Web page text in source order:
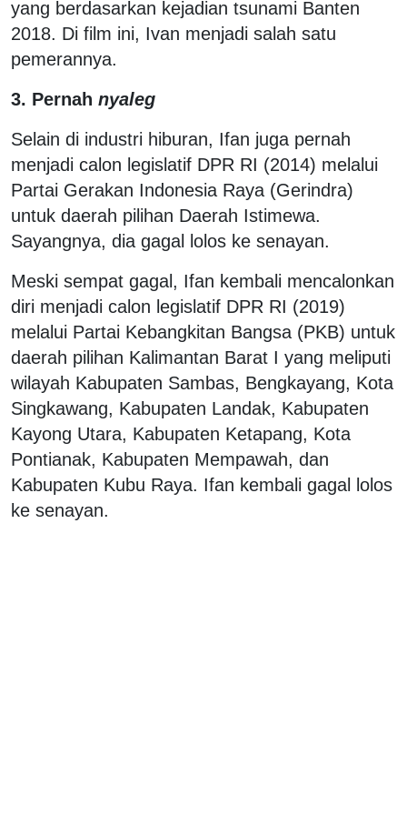
yang berdasarkan kejadian tsunami Banten
2018. Di film ini, Ivan menjadi salah satu
pemerannya.
3. Pernah nyaleg
Selain di industri hiburan, Ifan juga pernah
menjadi calon legislatif DPR RI (2014) melalui
Partai Gerakan Indonesia Raya (Gerindra)
untuk daerah pilihan Daerah Istimewa.
Sayangnya, dia gagal lolos ke senayan.
Meski sempat gagal, Ifan kembali mencalonkan
diri menjadi calon legislatif DPR RI (2019)
melalui Partai Kebangkitan Bangsa (PKB) untuk
daerah pilihan Kalimantan Barat I yang meliputi
wilayah Kabupaten Sambas, Bengkayang, Kota
Singkawang, Kabupaten Landak, Kabupaten
Kayong Utara, Kabupaten Ketapang, Kota
Pontianak, Kabupaten Mempawah, dan
Kabupaten Kubu Raya. Ifan kembali gagal lolos
ke senayan.